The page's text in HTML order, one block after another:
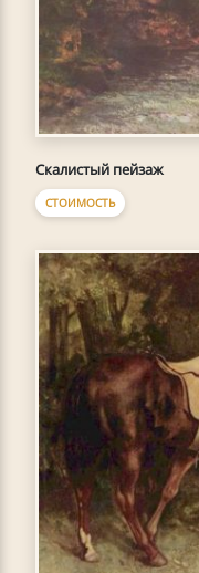
Скалистый пейзаж
СТОИМОСТЬ